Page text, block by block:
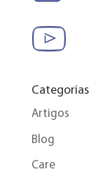
Categorias
Artigos
Blog
Care